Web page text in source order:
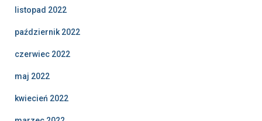
listopad 2022
październik 2022
czerwiec 2022
maj 2022
kwiecień 2022